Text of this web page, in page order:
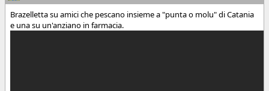
Brazelletta su amici che pescano insieme a "punta o molu" di Catania
e una su un'anziano in farmacia.